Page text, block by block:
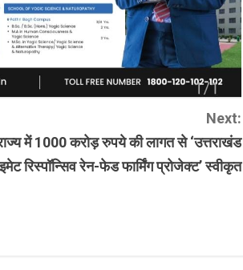
Next:
में 1000 करोड़ रुपये की लागत से ‘उत्तराखंड
रिस्पॉन्सिव रेन-फेड फार्मिंग प्रोजेक्ट’ स्वीकृत